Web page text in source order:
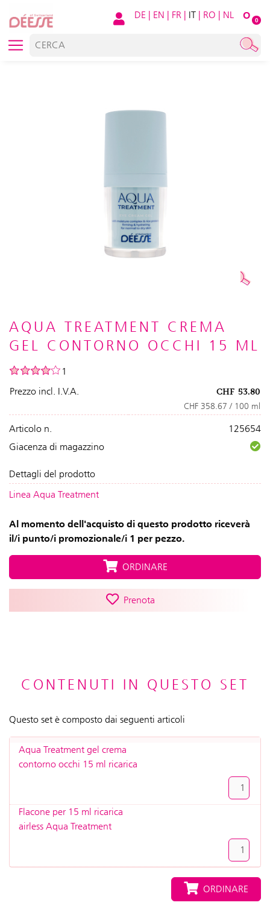
O 0
DE | EN | FR | IT | RO | NL
AQUA TREATMENT CREMA
GEL CONTORNO OCCHI 15 ML
1
Prezzo incl. I.V.A.
CHF 53.80
CHF 358.67 / 100 ml
Articolo n.
125654
Giacenza di magazzino
Dettagli del prodotto
Linea Aqua Treatment
Al momento dell'acquisto di questo prodotto riceverà
il/i punto/i promozionale/i 1 per pezzo.
ORDINARE
Prenota
CONTENUTI IN QUESTO SET
Questo set è composto dai seguenti articoli
Aqua Treatment gel crema
contorno occhi 15 ml ricarica
Flacone per 15 ml ricarica
airless Aqua Treatment
ORDINARE